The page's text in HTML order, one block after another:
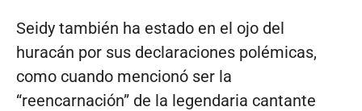
Seidy también ha estado en el ojo del
huracán por sus declaraciones polémicas,
como cuando mencionó ser la
“reencarnación” de la legendaria cantante